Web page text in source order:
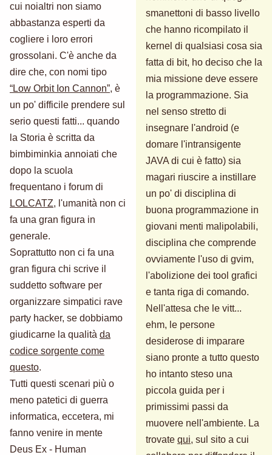
cui noialtri non siamo
abbastanza esperti da
cogliere i loro errori
grossolani. C'è anche da
dire che, con nomi tipo
“Low Orbit Ion Cannon”, è
un po' difficile prendere sul
serio questi fatti... quando
la Storia è scritta da
bimbiminkia annoiati che
dopo la scuola
frequentano i forum di
LOLCATZ, l'umanità non ci
fa una gran figura in
generale.
Soprattutto non ci fa una
gran figura chi scrive il
suddetto software per
organizzare simpatici rave
party hacker, se dobbiamo
giudicarne la qualità da
codice sorgente come
questo.
Tutti questi scenari più o
meno patetici di guerra
informatica, eccetera, mi
fanno venire in mente
Deus Ex - Human
smanettoni di basso livello
che hanno ricompilato il
kernel di qualsiasi cosa sia
fatta di bit, ho deciso che la
mia missione deve essere
la programmazione. Sia
nel senso stretto di
insegnare l'android (e
domare l'intransigente
JAVA di cui è fatto) sia
magari riuscire a instillare
un po' di disciplina di
buona programmazione in
giovani menti malipolabili,
disciplina che comprende
ovviamente l'uso di gvim,
l'abolizione dei tool grafici
e tanta riga di comando.
Nell'attesa che le vitt...
ehm, le persone
desiderose di imparare
siano pronte a tutto questo
ho intanto steso una
piccola guida per i
primissimi passi da
muovere nell'ambiente. La
trovate qui, sul sito a cui